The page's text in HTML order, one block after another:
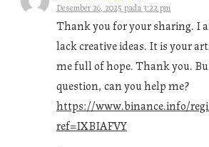
Desember 26, 2025 pada 3:22 pm
Thank you for your sharing. I
lack creative ideas. It is your
me full of hope. Thank you.
question, can you help me?
https://www.binance.info/
ref=IXBIAFVY